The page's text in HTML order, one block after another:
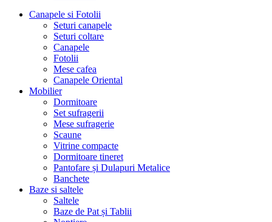
Canapele si Fotolii
Seturi canapele
Seturi coltare
Canapele
Fotolii
Mese cafea
Canapele Oriental
Mobilier
Dormitoare
Set sufragerii
Mese sufragerie
Scaune
Vitrine compacte
Dormitoare tineret
Pantofare și Dulapuri Metalice
Banchete
Baze si saltele
Saltele
Baze de Pat și Tablii